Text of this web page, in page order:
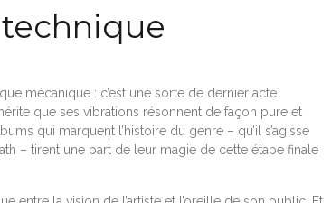
mécanique : c’est une sorte de dernier acte
que ses vibrations résonnent de façon pure et
qui marquent l’histoire du genre – qu’il s’agisse
– tirent une part de leur magie de cette étape finale